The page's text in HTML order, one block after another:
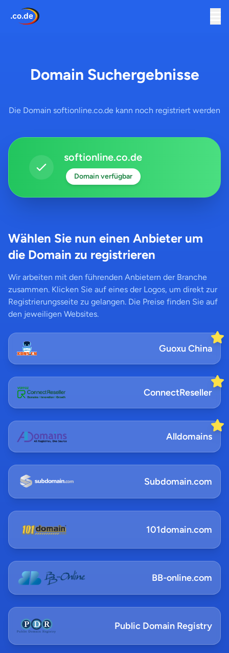
Domain Suchergebnisse
Die Domain softionline.co.de kann noch registriert werden
softionline.co.de
Domain verfügbar
Wählen Sie nun einen Anbieter um
die Domain zu registrieren
Wir arbeiten mit den führenden Anbietern der Branche
zusammen. Klicken Sie auf eines der Logos, um direkt zur
Registrierungsseite zu gelangen. Die Preise finden Sie auf
den jeweiligen Websites.
Guoxu China
ConnectReseller
Alldomains
Subdomain.com
101domain.com
BB-online.com
Public Domain Registry